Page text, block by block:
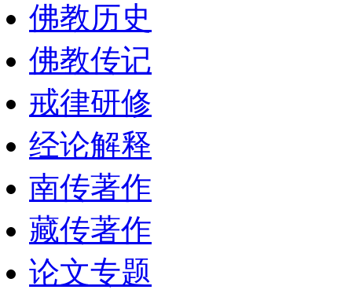
佛教历史
佛教传记
戒律研修
经论解释
南传著作
藏传著作
论文专题